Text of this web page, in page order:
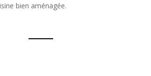
bien aménagée.